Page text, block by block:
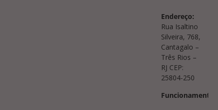
Endereço:
Rua Isaltino
Silveira, 768,
Cantagalo –
Três Rios –
RJ CEP:
25804-250
Funcionamento: